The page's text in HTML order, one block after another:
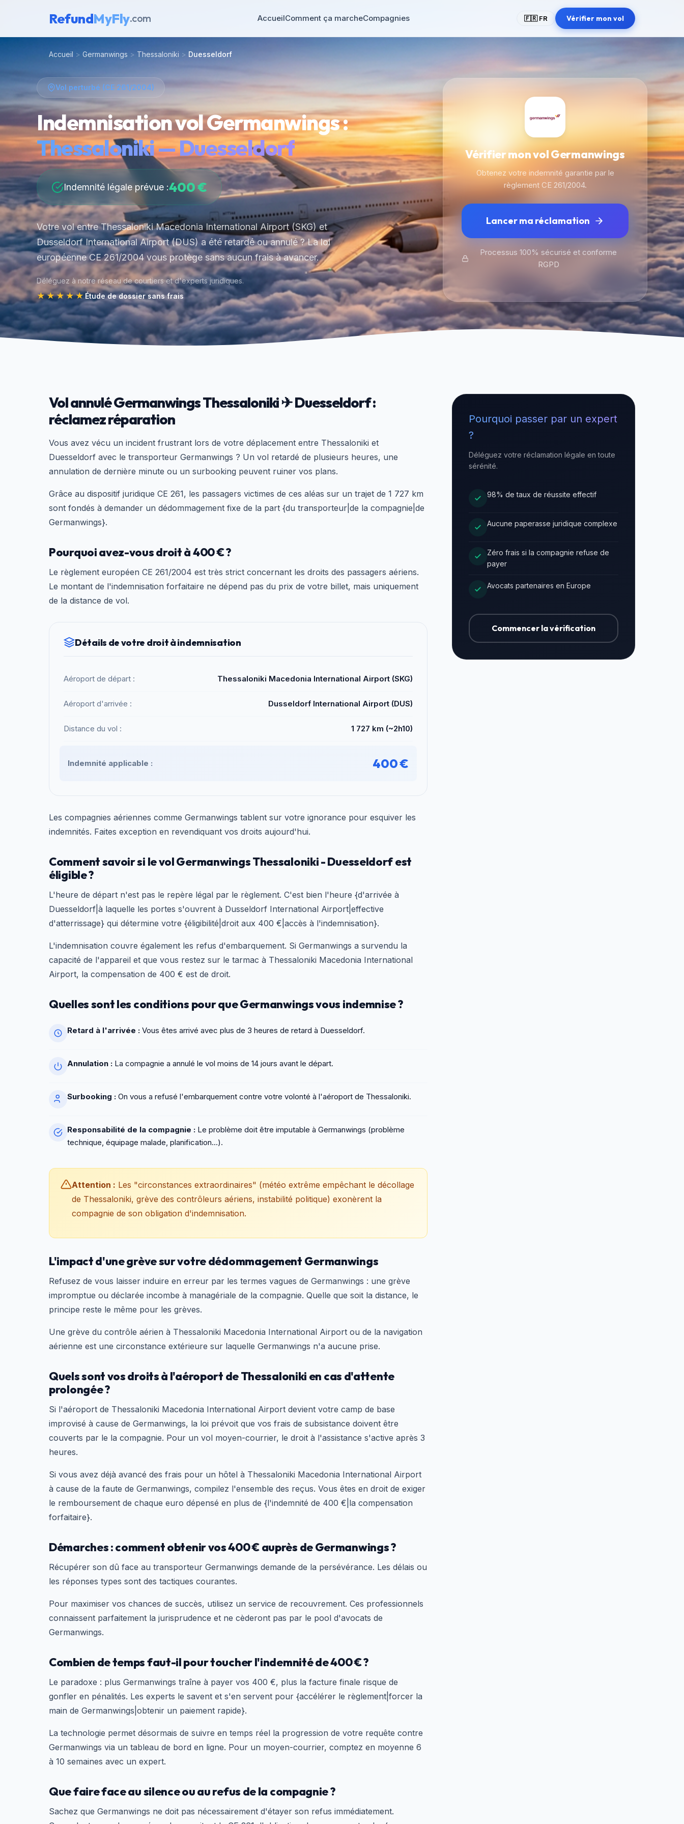
RefundMyFly.com AccueilComment ça marcheCompagnies 🇫🇷 FR Vérifier mon vol
Accueil > Germanwings > Thessaloniki > Duesseldorf
Vol perturbé (CE 261/2004)
Indemnisation vol Germanwings :
Thessaloniki — Duesseldorf
Indemnité légale prévue :400 €
Votre vol entre Thessaloniki Macedonia International Airport (SKG) et
Dusseldorf International Airport (DUS) a été retardé ou annulé ? La loi
européenne CE 261/2004 vous protège sans aucun frais à avancer.
Déléguez à notre réseau de courtiers et d'experts juridiques.
★★★★★Étude de dossier sans frais
Vérifier mon vol Germanwings
Obtenez votre indemnité garantie par le
règlement CE 261/2004.
Lancer ma réclamation
Processus 100% sécurisé et conforme
RGPD
Vol annulé Germanwings Thessaloniki ✈ Duesseldorf :
réclamez réparation
Vous avez vécu un incident frustrant lors de votre déplacement entre Thessaloniki et
Duesseldorf avec le transporteur Germanwings ? Un vol retardé de plusieurs heures, une
annulation de dernière minute ou un surbooking peuvent ruiner vos plans.
Grâce au dispositif juridique CE 261, les passagers victimes de ces aléas sur un trajet de 1 727 km
sont fondés à demander un dédommagement fixe de la part {du transporteur|de la compagnie|de
Germanwings}.
Pourquoi avez-vous droit à 400 € ?
Le règlement européen CE 261/2004 est très strict concernant les droits des passagers aériens.
Le montant de l'indemnisation forfaitaire ne dépend pas du prix de votre billet, mais uniquement
de la distance de vol.
Détails de votre droit à indemnisation
Aéroport de départ : Thessaloniki Macedonia International Airport (SKG)
Aéroport d'arrivée : Dusseldorf International Airport (DUS)
Distance du vol : 1 727 km (~2h10)
Indemnité applicable : 400 €
Les compagnies aériennes comme Germanwings tablent sur votre ignorance pour esquiver les
indemnités. Faites exception en revendiquant vos droits aujourd'hui.
Comment savoir si le vol Germanwings Thessaloniki - Duesseldorf est
éligible ?
L'heure de départ n'est pas le repère légal par le règlement. C'est bien l'heure {d'arrivée à
Duesseldorf|à laquelle les portes s'ouvrent à Dusseldorf International Airport|effective
d'atterrissage} qui détermine votre {éligibilité|droit aux 400 €|accès à l'indemnisation}.
L'indemnisation couvre également les refus d'embarquement. Si Germanwings a survendu la
capacité de l'appareil et que vous restez sur le tarmac à Thessaloniki Macedonia International
Airport, la compensation de 400 € est de droit.
Quelles sont les conditions pour que Germanwings vous indemnise ?
Retard à l'arrivée : Vous êtes arrivé avec plus de 3 heures de retard à Duesseldorf.
Annulation : La compagnie a annulé le vol moins de 14 jours avant le départ.
Surbooking : On vous a refusé l'embarquement contre votre volonté à l'aéroport de Thessaloniki.
Responsabilité de la compagnie : Le problème doit être imputable à Germanwings (problème
technique, équipage malade, planification...).
Attention : Les "circonstances extraordinaires" (météo extrême empêchant le décollage
de Thessaloniki, grève des contrôleurs aériens, instabilité politique) exonèrent la
compagnie de son obligation d'indemnisation.
L'impact d'une grève sur votre dédommagement Germanwings
Refusez de vous laisser induire en erreur par les termes vagues de Germanwings : une grève
impromptue ou déclarée incombe à managériale de la compagnie. Quelle que soit la distance, le
principe reste le même pour les grèves.
Une grève du contrôle aérien à Thessaloniki Macedonia International Airport ou de la navigation
aérienne est une circonstance extérieure sur laquelle Germanwings n'a aucune prise.
Quels sont vos droits à l'aéroport de Thessaloniki en cas d'attente
prolongée ?
Si l'aéroport de Thessaloniki Macedonia International Airport devient votre camp de base
improvisé à cause de Germanwings, la loi prévoit que vos frais de subsistance doivent être
couverts par le la compagnie. Pour un vol moyen-courrier, le droit à l'assistance s'active après 3
heures.
Si vous avez déjà avancé des frais pour un hôtel à Thessaloniki Macedonia International Airport
à cause de la faute de Germanwings, compilez l'ensemble des reçus. Vous êtes en droit de exiger
le remboursement de chaque euro dépensé en plus de {l'indemnité de 400 €|la compensation
forfaitaire}.
Démarches : comment obtenir vos 400 € auprès de Germanwings ?
Récupérer son dû face au transporteur Germanwings demande de la persévérance. Les délais ou
les réponses types sont des tactiques courantes.
Pour maximiser vos chances de succès, utilisez un service de recouvrement. Ces professionnels
connaissent parfaitement la jurisprudence et ne cèderont pas par le pool d'avocats de
Germanwings.
Combien de temps faut-il pour toucher l'indemnité de 400 € ?
Le paradoxe : plus Germanwings traîne à payer vos 400 €, plus la facture finale risque de
gonfler en pénalités. Les experts le savent et s'en servent pour {accélérer le règlement|forcer la
main de Germanwings|obtenir un paiement rapide}.
La technologie permet désormais de suivre en temps réel la progression de votre requête contre
Germanwings via un tableau de bord en ligne. Pour un moyen-courrier, comptez en moyenne 6
à 10 semaines avec un expert.
Que faire face au silence ou au refus de la compagnie ?
Sachez que Germanwings ne doit pas nécessairement d'étayer son refus immédiatement.
Pourquoi passer par un expert
?
Déléguez votre réclamation légale en toute
sérénité.
98% de taux de réussite effectif
Aucune paperasse juridique complexe
Zéro frais si la compagnie refuse de
payer
Avocats partenaires en Europe
Commencer la vérification